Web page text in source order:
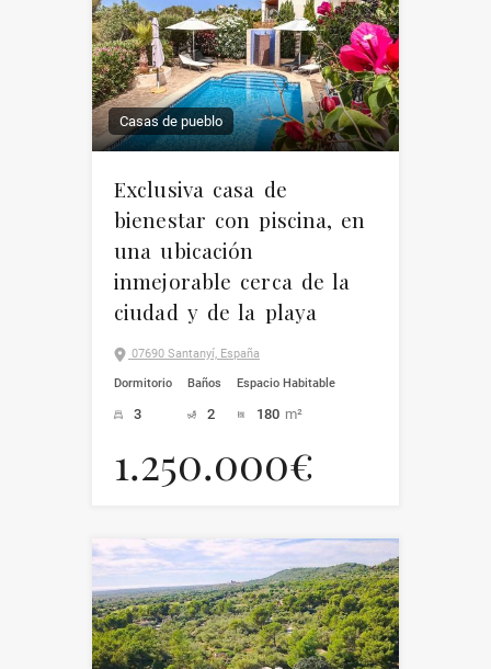
Casas de pueblo
Exclusiva casa de
bienestar con piscina, en
una ubicación
inmejorable cerca de la
ciudad y de la playa
07690 Santanyí, España
Dormitorio
3
Baños
2
Espacio Habitable
180 m²
1.250.000€